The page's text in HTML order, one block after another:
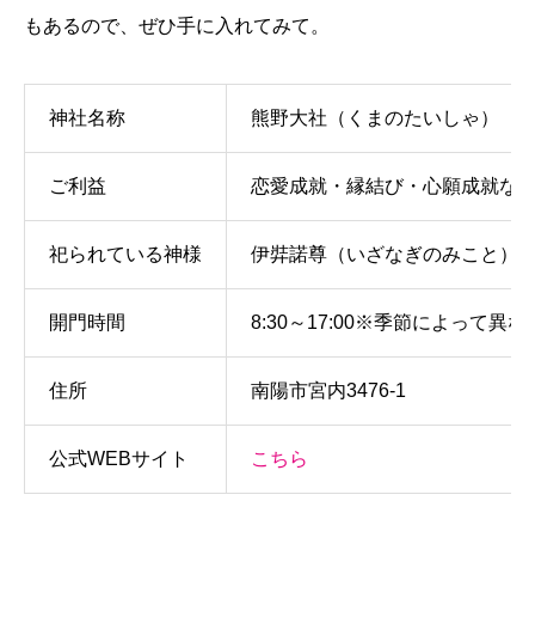
もあるので、ぜひ手に入れてみて。
神社名称 熊野大社（くまのたいしゃ）
ご利益 恋愛成就・縁結び・心願成就な
祀られている神様 伊弉諾尊（いざなぎのみこと）
開門時間 8:30～17:00※季節によって異な
住所 南陽市宮内3476-1
公式WEBサイト こちら